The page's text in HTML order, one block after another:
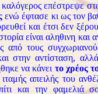
καλόγερος επέστρεψε
ενώ έφτασε κι ως τον
και έτσι δεν
είναι αληθινη
από τους
στην αντίσταση,
να κάνει το χρέος
ιταμής απειλής του
και την φαμελιά